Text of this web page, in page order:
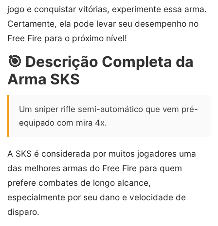
jogo e conquistar vitórias, experimente essa arma.
Certamente, ela pode levar seu desempenho no
Free Fire para o próximo nível!
🎯 Descrição Completa da
Arma SKS
Um sniper rifle semi-automático que vem pré-
equipado com mira 4x.
A SKS é considerada por muitos jogadores uma
das melhores armas do Free Fire para quem
prefere combates de longo alcance,
especialmente por seu dano e velocidade de
disparo.